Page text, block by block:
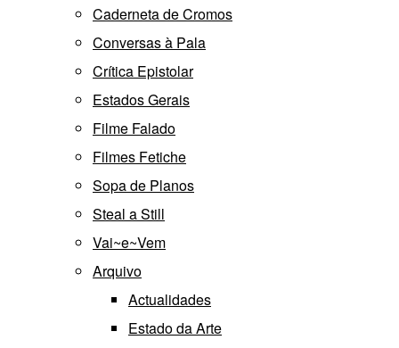
Caderneta de Cromos
Conversas à Pala
Crítica Epistolar
Estados Gerais
Filme Falado
Filmes Fetiche
Sopa de Planos
Steal a Still
Vai~e~Vem
Arquivo
Actualidades
Estado da Arte